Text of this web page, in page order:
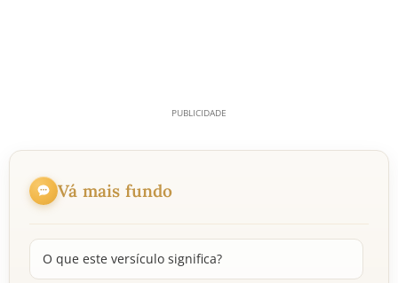
Vá mais fundo
O que este versículo significa?